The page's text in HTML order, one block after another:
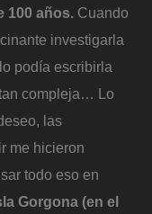
100 años. Cuando
investigarla
podía escribirla
compleja… Lo
las
me hicieron
todo eso en
Gorgona (en el